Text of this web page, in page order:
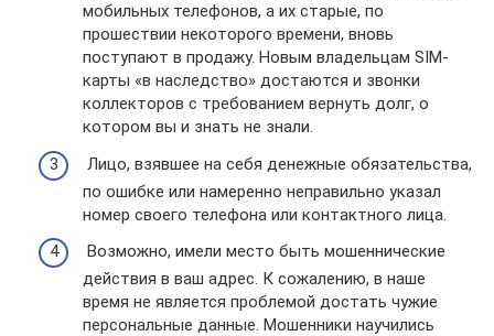
мобильных телефонов, а их старые, по
прошествии некоторого времени, вновь
поступают в продажу. Новым владельцам SIM-
карты «в наследство» достаются и звонки
коллекторов с требованием вернуть долг, о
котором вы и знать не знали.
Лицо, взявшее на себя денежные обязательства,
по ошибке или намеренно неправильно указал
номер своего телефона или контактного лица.
Возможно, имели место быть мошеннические
действия в ваш адрес. К сожалению, в наше
время не является проблемой достать чужие
персональные данные. Мошенники научились